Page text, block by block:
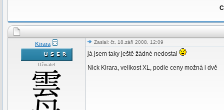
Kirara
Uživatel
Zaslal: čt, 18.září 2008, 12:09
já jsem taky ještě žádné nedostal
Nick Kirara, velikost XL, podle ceny možná i dvě